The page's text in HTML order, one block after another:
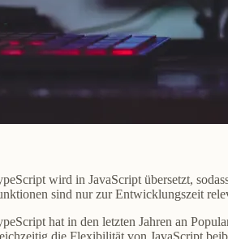
wird in JavaScript übersetzt,
sind nur zur Entwicklungszeit
hat in den letzten Jahren an